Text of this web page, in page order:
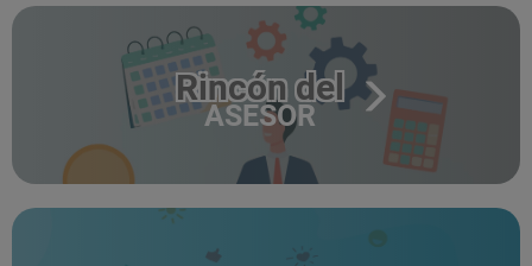
Rincón del
ASESOR